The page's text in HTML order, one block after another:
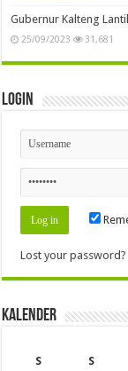
Gubernur Kalteng
25/09/2023 31,681
Login
Lost your password?
Kalender
S
S